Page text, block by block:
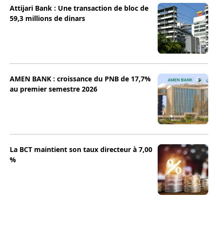
Attijari Bank : Une transaction de bloc de
59,3 millions de dinars
AMEN BANK : croissance du PNB de 17,7%
au premier semestre 2026
La BCT maintient son taux directeur à 7,00
%